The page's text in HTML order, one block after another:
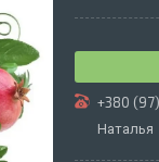
+380
Наталья